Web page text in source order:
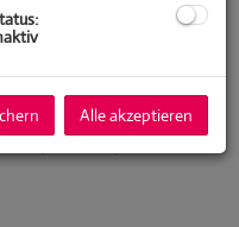
Alle akzeptieren